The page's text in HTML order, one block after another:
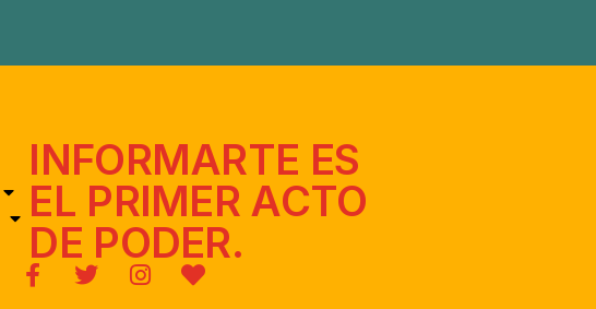
INFORMARTE ES
EL PRIMER ACTO
DE PODER.